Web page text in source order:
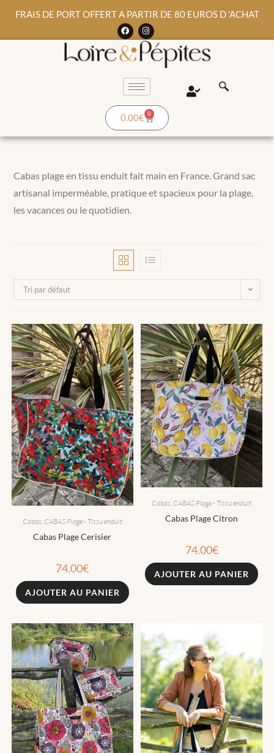
FRAIS DE PORT OFFERT A PARTIR DE 80 EUROS D 'ACHAT
0.00€ 0
Cabas plage en tissu enduit fait main en France. Grand sac
artisanal imperméable, pratique et spacieux pour la plage,
les vacances ou le quotidien.
Tri par défaut
Cabas CABAS Plage - Tissu enduit
Cabas Plage Cerisier
74.00€
AJOUTER AU PANIER
Cabas CABAS Plage - Tissu enduit
Cabas Plage Citron
74.00€
AJOUTER AU PANIER